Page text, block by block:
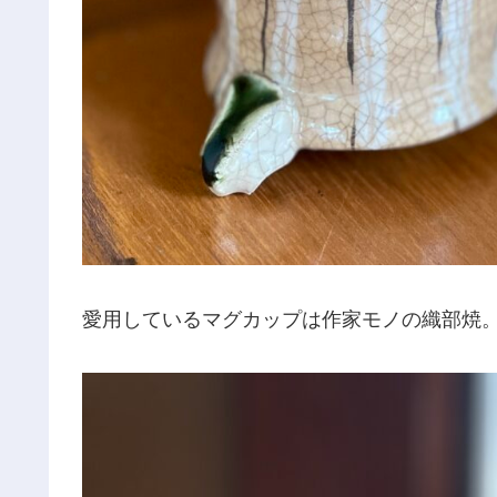
愛用しているマグカップは作家モノの織部焼